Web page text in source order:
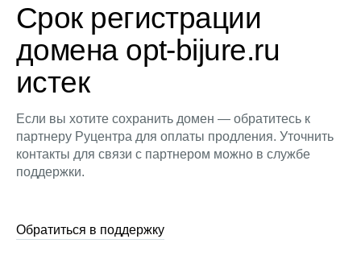
Срок регистрации
домена opt-bijure.ru
истек
Если вы хотите сохранить домен — обратитесь к
партнеру Руцентра для оплаты продления. Уточнить
контакты для связи с партнером можно в службе
поддержки.
Обратиться в поддержку